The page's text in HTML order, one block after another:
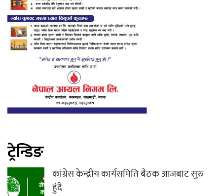
ट्रेन्डिङ
कांग्रेस केन्द्रीय कार्यसमिति बैठक आजबाट सुरु
हुंदै